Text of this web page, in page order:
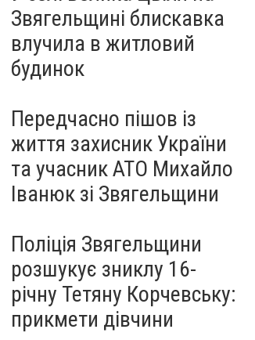
Звягельщині блискавка
влучила в житловий
будинок
Передчасно пішов із
життя захисник України
та учасник АТО Михайло
Іванюк зі Звягельщини
Поліція Звягельщини
розшукує зниклу 16-
річну Тетяну Корчевську:
прикмети дівчини